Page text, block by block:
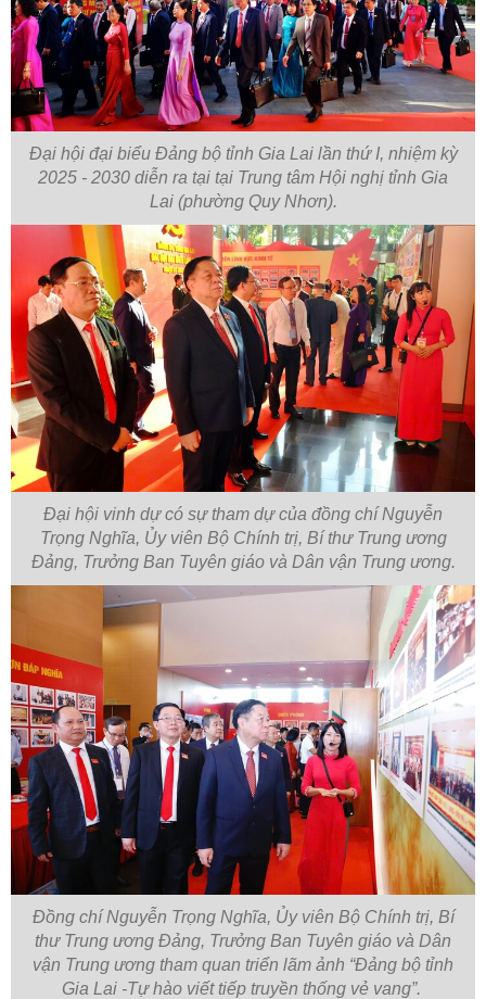
Đại hội đại biểu Đảng bộ tỉnh Gia Lai lần thứ I, nhiệm kỳ
2025 - 2030 diễn ra tại tại Trung tâm Hội nghị tỉnh Gia
Lai (phường Quy Nhơn).
Đại hội vinh dự có sự tham dự của đồng chí Nguyễn
Trọng Nghĩa, Ủy viên Bộ Chính trị, Bí thư Trung ương
Đảng, Trưởng Ban Tuyên giáo và Dân vận Trung ương.
Đồng chí Nguyễn Trọng Nghĩa, Ủy viên Bộ Chính trị, Bí
thư Trung ương Đảng, Trưởng Ban Tuyên giáo và Dân
vận Trung ương tham quan triển lãm ảnh “Đảng bộ tỉnh
Gia Lai -Tự hào viết tiếp truyền thống vẻ vang”.